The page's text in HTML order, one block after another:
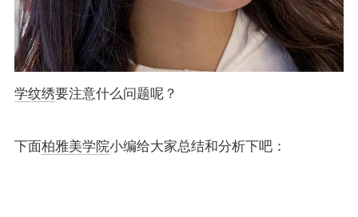
学纹绣要注意什么问题呢？
下面柏雅美学院小编给大家总结和分析下吧：